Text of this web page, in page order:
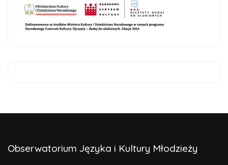
Obserwatorium Języka i Kultury Młodzieży